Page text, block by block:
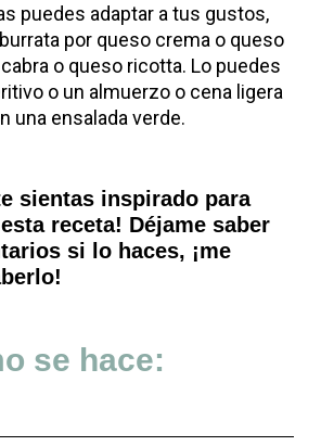
puedes adaptar a tus gustos,
por queso crema o queso
o queso ricotta. Lo puedes
o un almuerzo o cena ligera
una ensalada verde.
sientas inspirado para
receta! Déjame saber
si lo haces, ¡me
se hace: